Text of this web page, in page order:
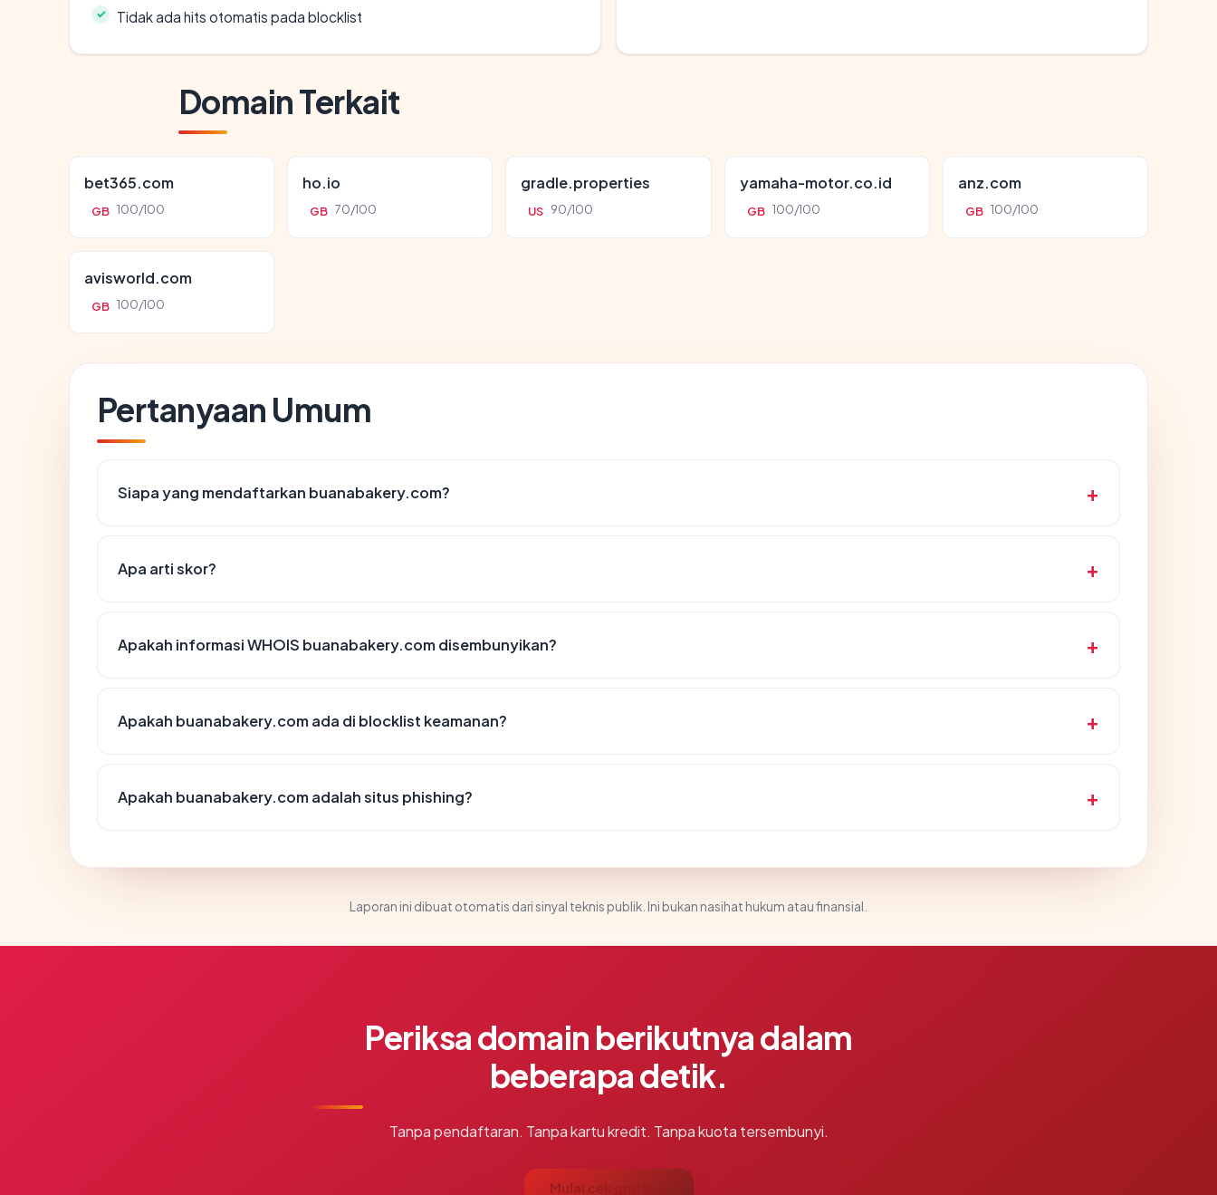
Tidak ada hits otomatis pada blocklist
Domain Terkait
bet365.com
GB 100/100
ho.io
GB 70/100
gradle.properties
US 90/100
yamaha-motor.co.id
GB 100/100
anz.com
GB 100/100
avisworld.com
GB 100/100
Pertanyaan Umum
Siapa yang mendaftarkan buanabakery.com?
Apa arti skor?
Apakah informasi WHOIS buanabakery.com disembunyikan?
Apakah buanabakery.com ada di blocklist keamanan?
Apakah buanabakery.com adalah situs phishing?
Laporan ini dibuat otomatis dari sinyal teknis publik. Ini bukan nasihat hukum atau finansial.
Periksa domain berikutnya dalam
beberapa detik.
Tanpa pendaftaran. Tanpa kartu kredit. Tanpa kuota tersembunyi.
Mulai cek gratis →